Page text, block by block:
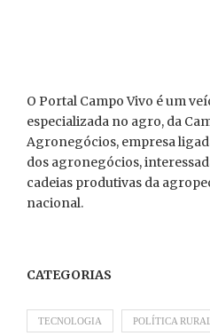
O Portal Campo Vivo é um
especializada no agro, da
Agronegócios, empresa
dos agronegócios,
cadeias produtivas da
nacional.
CATEGORIAS
TECNOLOGIA POLÍTICA